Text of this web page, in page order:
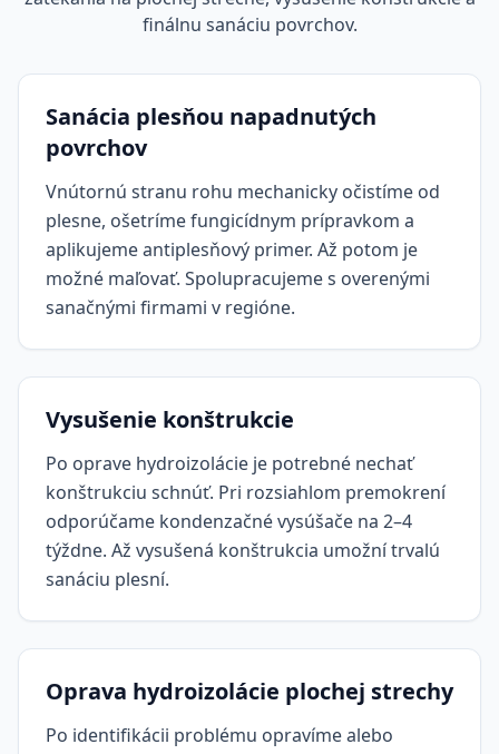
finálnu sanáciu povrchov.
Sanácia plesňou napadnutých
povrchov
Vnútornú stranu rohu mechanicky očistíme od
plesne, ošetríme fungicídnym prípravkom a
aplikujeme antiplesňový primer. Až potom je
možné maľovať. Spolupracujeme s overenými
sanačnými firmami v regióne.
Vysušenie konštrukcie
Po oprave hydroizolácie je potrebné nechať
konštrukciu schnúť. Pri rozsiahlom premokrení
odporúčame kondenzačné vysúšače na 2–4
týždne. Až vysušená konštrukcia umožní trvalú
sanáciu plesní.
Oprava hydroizolácie plochej strechy
Po identifikácii problému opravíme alebo